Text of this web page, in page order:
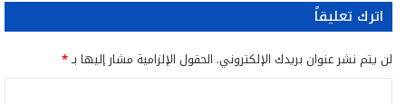
اترك تعليقاً
لن يتم نشر عنوان بريدك الإلكتروني. الحقول الإلزامية مشار إليها بـ*